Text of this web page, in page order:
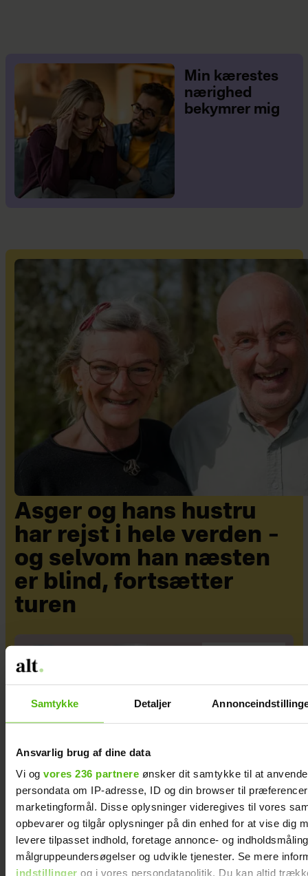
Samtykke Detaljer
Ansvarlig brug af dine data
Vi og vores 236 partnere ønsker dit samtykke til at
persondata om IP-adresse, ID og din browser til
marketingformål. Disse oplysninger videregives til vores
opbevarer og tilgår oplysninger på din enhed for at vise dig
levere tilpasset indhold, foretage annonce- og
målgruppeundersøgelser og udvikle tjenester. Se mere
indstillinger og i vores persondatapolitik. Du kan altid
Min kærestes
nærighed
bekymrer mig
Asger og hans hustru
har rejst i hele verden –
og selvom han næsten
er blind, fortsætter
turen
Din gaveguide til sæsonens vigtige fejringer